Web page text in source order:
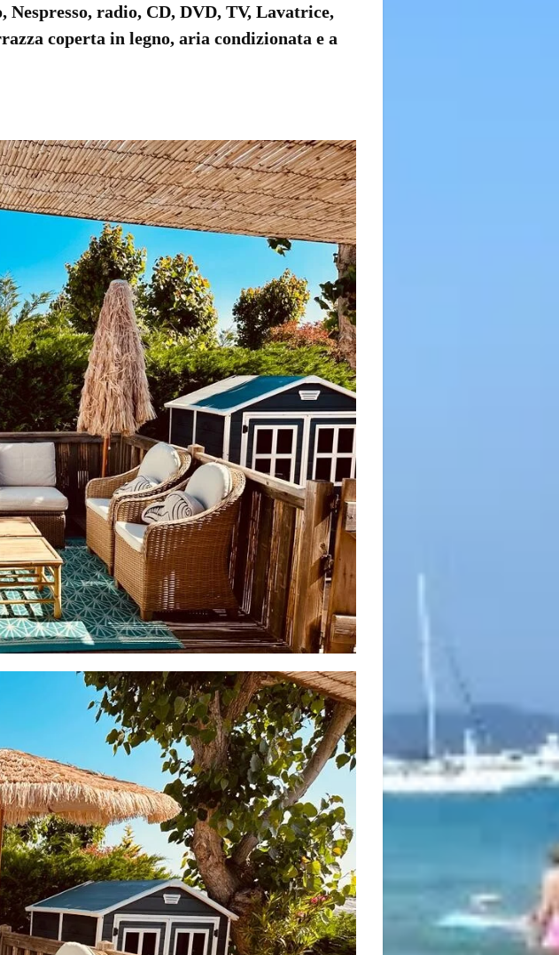
radio, CD, DVD, TV, Lavatrice,
coperta in legno, aria condizionata e a